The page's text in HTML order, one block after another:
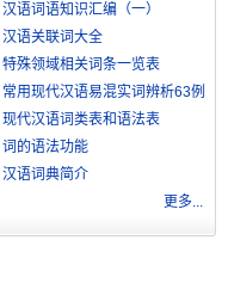
汉语词语知识汇编（一）
汉语关联词大全
特殊领域相关词条一览表
常用现代汉语易混实词辨析63例
现代汉语词类表和语法表
词的语法功能
汉语词典简介
更多...